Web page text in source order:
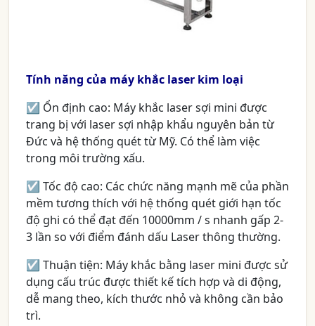
Tính năng của máy khắc laser kim loại
☑ Ổn định cao: Máy khắc laser sợi mini được
trang bị với laser sợi nhập khẩu nguyên bản từ
Đức và hệ thống quét từ Mỹ. Có thể làm việc
trong môi trường xấu.
☑ Tốc độ cao: Các chức năng mạnh mẽ của phần
mềm tương thích với hệ thống quét giới hạn tốc
độ ghi có thể đạt đến 10000mm / s nhanh gấp 2-
3 lần so với điểm đánh dấu Laser thông thường.
☑ Thuận tiện: Máy khắc bằng laser mini được sử
dụng cấu trúc được thiết kế tích hợp và di động,
dễ mang theo, kích thước nhỏ và không cần bảo
trì.